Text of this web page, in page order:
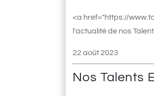
<a href="https://
l'actualité de nos
22 août 2023
Nos Talents